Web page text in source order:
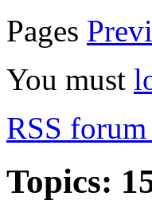
Pages
You must
RSS forum
Topics: